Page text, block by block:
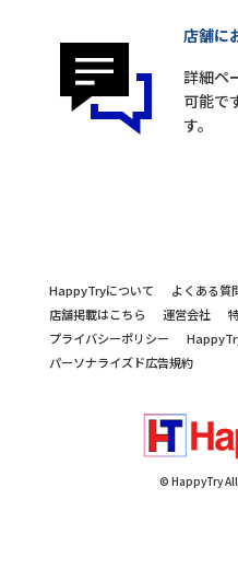
店舗に
詳細ペ
可能で
す。
HappyTryについて よくある質
店舗掲載はこちら
運営会社
プライバシーポリシー
パーソナライズド広告規約
© HappyTry